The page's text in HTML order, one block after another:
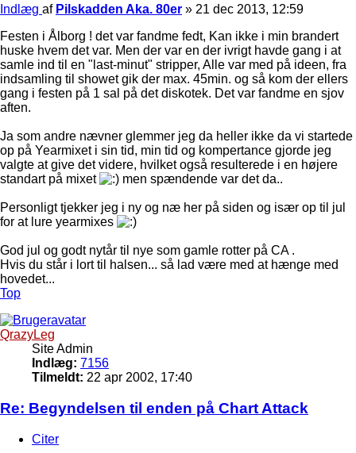
Indlæg af Pilskadden Aka. 80er » 21 dec 2013, 12:59
Festen i Ålborg ! det var fandme fedt, Kan ikke i min brandert
huske hvem det var. Men der var en der ivrigt havde gang i at
samle ind til en "last-minut" stripper, Alle var med på ideen, fra
indsamling til showet gik der max. 45min. og så kom der ellers
gang i festen på 1 sal på det diskotek. Det var fandme en sjov
aften.
Ja som andre nævner glemmer jeg da heller ikke da vi startede
op på Yearmixet i sin tid, min tid og kompertance gjorde jeg
valgte at give det videre, hvilket også resulterede i en højere
standart på mixet
men spændende var det da..
Personligt tjekker jeg i ny og næ her på siden og især op til jul
for at lure yearmixes
God jul og godt nytår til nye som gamle rotter på CA .
Hvis du står i lort til halsen... så lad være med at hænge med
hovedet...
Top
QrazyLeg
Site Admin
Indlæg: 7156
Tilmeldt: 22 apr 2002, 17:40
Re: Begyndelsen til enden på Chart Attack
Citer